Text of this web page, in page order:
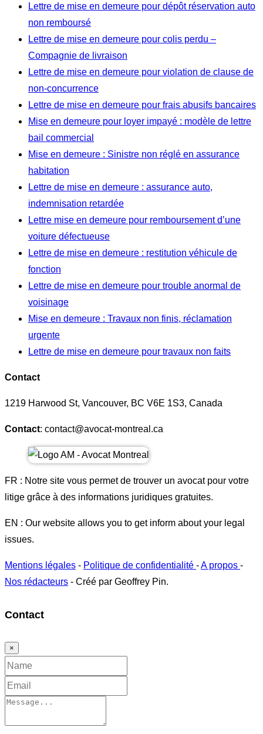
Lettre de mise en demeure pour dépôt réservation auto
non remboursé
Lettre de mise en demeure pour colis perdu –
Compagnie de livraison
Lettre de mise en demeure pour violation de clause de
non-concurrence
Lettre de mise en demeure pour frais abusifs bancaires
Mise en demeure pour loyer impayé : modèle de lettre
bail commercial
Mise en demeure : Sinistre non réglé en assurance
habitation
Lettre de mise en demeure : assurance auto,
indemnisation retardée
Lettre mise en demeure pour remboursement d’une
voiture défectueuse
Lettre de mise en demeure : restitution véhicule de
fonction
Lettre de mise en demeure pour trouble anormal de
voisinage
Mise en demeure : Travaux non finis, réclamation
urgente
Lettre de mise en demeure pour travaux non faits
Contact
1219 Harwood St, Vancouver, BC V6E 1S3, Canada
Contact: contact@avocat-montreal.ca
FR : Notre site vous permet de trouver un avocat pour votre
litige grâce à des informations juridiques gratuites.
EN : Our website allows you to get inform about your legal
issues.
Mentions légales - Politique de confidentialité -A propos -
Nos rédacteurs - Créé par Geoffrey Pin.
Contact
×